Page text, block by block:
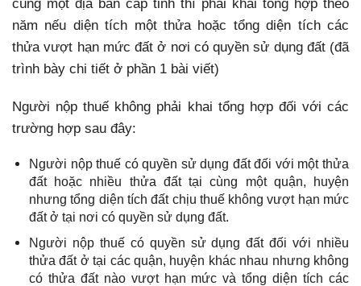
cùng một địa bàn cấp tỉnh thì phải khai tổng hợp theo
năm nếu diện tích một thửa hoặc tổng diện tích các
thửa vượt hạn mức đất ở nơi có quyền sử dụng đất (đã
trình bày chi tiết ở phần 1 bài viết)
Người nộp thuế không phải khai tổng hợp đối với các
trường hợp sau đây:
Người nộp thuế có quyền sử dụng đất đối với một thửa
đất hoặc nhiều thửa đất tại cùng một quận, huyện
nhưng tổng diện tích đất chịu thuế không vượt hạn mức
đất ở tại nơi có quyền sử dụng đất.
Người nộp thuế có quyền sử dụng đất đối với nhiều
thửa đất ở tại các quận, huyện khác nhau nhưng không
có thửa đất nào vượt hạn mức và tổng diện tích các